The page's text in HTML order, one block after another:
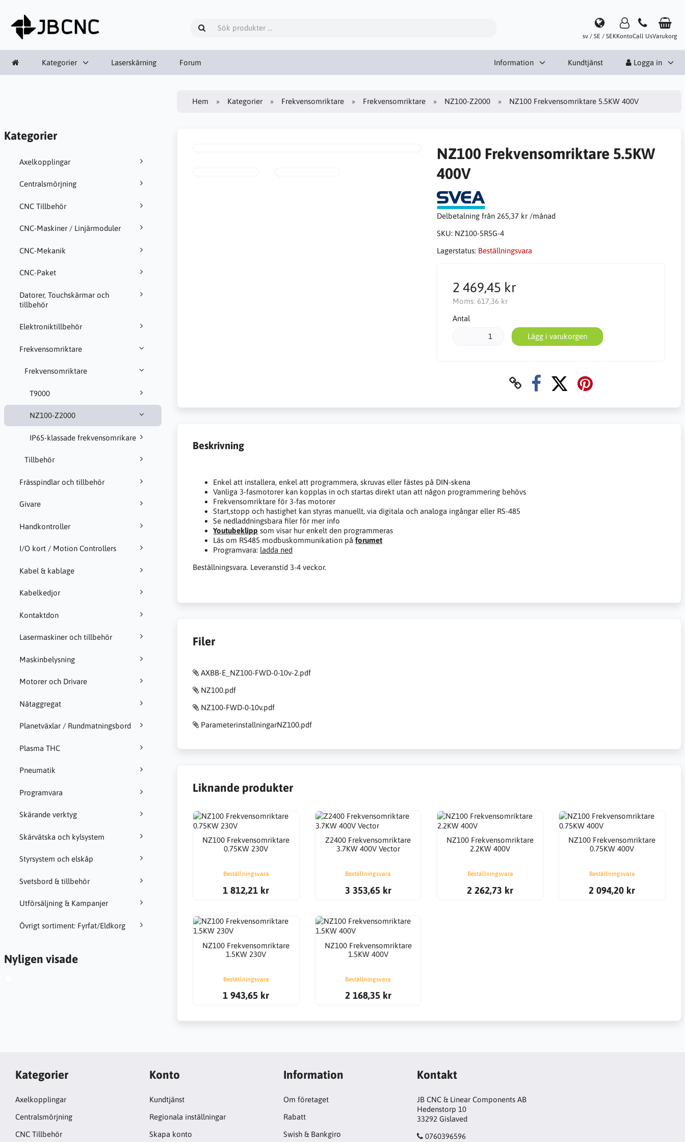
sv / SE / SEKKontoCall UsVarukorg
Kategorier Laserskärning Forum Information Kundtjänst Logga in
Kategorier
Axelkopplingar
Centralsmörjning
CNC Tillbehör
CNC-Maskiner / Linjärmoduler
CNC-Mekanik
CNC-Paket
Datorer, Touchskärmar och
tillbehör
Elektroniktillbehör
Frekvensomriktare
Frekvensomriktare
T9000
NZ100-Z2000
IP65-klassade frekvensomrikare
Tillbehör
Frässpindlar och tillbehör
Givare
Handkontroller
I/O kort / Motion Controllers
Kabel & kablage
Kabelkedjor
Kontaktdon
Lasermaskiner och tillbehör
Maskinbelysning
Motorer och Drivare
Nätaggregat
Planetväxlar / Rundmatningsbord
Plasma THC
Pneumatik
Programvara
Skärande verktyg
Skärvätska och kylsystem
Styrsystem och elskåp
Svetsbord & tillbehör
Utförsäljning & Kampanjer
Övrigt sortiment: Fyrfat/Eldkorg
Nyligen visade
Hem Kategorier Frekvensomriktare Frekvensomriktare NZ100-Z2000 NZ100 Frekvensomriktare 5.5KW 400V
NZ100 Frekvensomriktare 5.5KW
400V
Delbetalning från 265,37 kr /månad
SKU: NZ100-5R5G-4
Lagerstatus: Beställningsvara
2 469,45 kr
Moms: 617,36 kr
Antal
Lägg i varukorgen
Beskrivning
Enkel att installera, enkel att programmera, skruvas eller fästes på DIN-skena
Vanliga 3-fasmotorer kan kopplas in och startas direkt utan att någon programmering behövs
Frekvensomriktare för 3-fas motorer
Start,stopp och hastighet kan styras manuellt, via digitala och analoga ingångar eller RS-485
Se nedladdningsbara filer för mer info
Youtubeklipp som visar hur enkelt den programmeras
Läs om RS485 modbuskommunikation påforumet
Programvara: ladda ned
Beställningsvara. Leveranstid 3-4 veckor.
Filer
AXBB-E_NZ100-FWD-0-10v-2.pdf
NZ100.pdf
NZ100-FWD-0-10v.pdf
ParameterinstallningarNZ100.pdf
Liknande produkter
NZ100 Frekvensomriktare
0.75KW 230V
Beställningsvara
1 812,21 kr
Z2400 Frekvensomriktare
3.7KW 400V Vector
Beställningsvara
3 353,65 kr
NZ100 Frekvensomriktare
2.2KW 400V
Beställningsvara
2 262,73 kr
NZ100 Frekvensomriktare
0.75KW 400V
Beställningsvara
2 094,20 kr
NZ100 Frekvensomriktare
1.5KW 230V
Beställningsvara
1 943,65 kr
NZ100 Frekvensomriktare
1.5KW 400V
Beställningsvara
2 168,35 kr
Kategorier
Axelkopplingar
Centralsmörjning
CNC Tillbehör
Konto
Kundtjänst
Regionala inställningar
Skapa konto
Information
Om företaget
Rabatt
Swish & Bankgiro
Kontakt
JB CNC & Linear Components AB
Hedenstorp 10
33292 Gislaved
0760396596